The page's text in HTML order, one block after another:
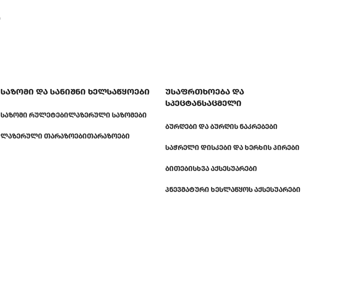
საზომი და სანიშნი ხელსაწყოები
ᲡᲐᲖᲝᲛᲘ ᲠᲣᲚᲔᲢᲔᲑᲘᲚᲐᲖᲔᲠᲣᲚᲘ ᲡᲐᲖᲝᲛᲔᲑᲘ
ᲚᲐᲖᲔᲠᲣᲚᲘ ᲗᲐᲠᲐᲖᲝᲔᲑᲘᲗᲐᲠᲐᲖᲝᲔᲑᲘ
უსაფრთხოება და
სპეცტანსაცმელი
ᲑᲣᲠᲦᲔᲑᲘ ᲓᲐ ᲑᲣᲠᲦᲘᲡ ᲜᲐᲙᲠᲔᲑᲔᲑᲘ
ᲡᲐᲭᲠᲔᲚᲘ ᲓᲘᲡᲙᲔᲑᲘ ᲓᲐ ᲮᲔᲠᲮᲘᲡ ᲞᲘᲠᲔᲑᲘ
ᲑᲘᲗᲔᲑᲘᲡᲮᲕᲐ ᲐᲥᲡᲔᲡᲣᲐᲠᲔᲑᲘ
ᲞᲜᲔᲕᲛᲐᲢᲣᲠᲘ ᲮᲔᲡᲚᲐᲬᲧᲝᲡ ᲐᲥᲡᲔᲡᲣᲐᲠᲔᲑᲘ